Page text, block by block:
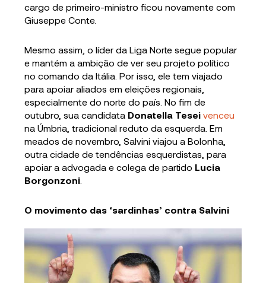
cargo de primeiro-ministro ficou novamente com
Giuseppe Conte.
Mesmo assim, o líder da Liga Norte segue popular
e mantém a ambição de ver seu projeto político
no comando da Itália. Por isso, ele tem viajado
para apoiar aliados em eleições regionais,
especialmente do norte do país. No fim de
outubro, sua candidata Donatella Tesei venceu
na Úmbria, tradicional reduto da esquerda. Em
meados de novembro, Salvini viajou a Bolonha,
outra cidade de tendências esquerdistas, para
apoiar a advogada e colega de partido Lucia
Borgonzoni
O movimento das ‘sardinhas’ contra Salvini